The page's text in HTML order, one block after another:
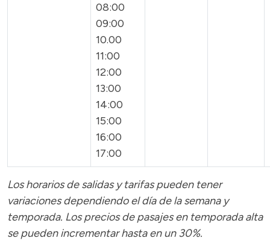
08:00
09:00
10.00
11:00
12:00
13:00
14:00
15:00
16:00
17:00
Los horarios de salidas y tarifas pueden tener
variaciones dependiendo el día de la semana y
temporada. Los precios de pasajesen temporada alta
se pueden incrementar hasta en un 30%.